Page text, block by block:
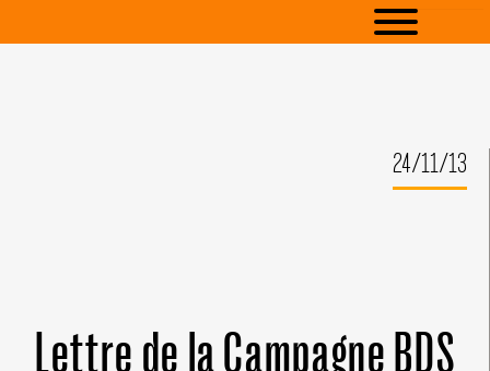
24/11/13
Lettre de la Campagne BDS